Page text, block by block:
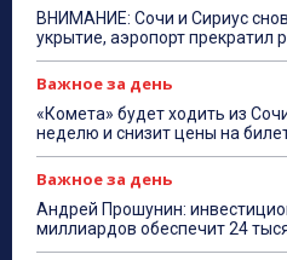
ВНИМАНИЕ: Сочи и Сириус
укрытие, аэропорт прекратил
Важное за день
«Комета» будет ходить из
неделю и снизит цены на
Важное за день
Андрей Прошунин:
миллиардов обеспечит 24